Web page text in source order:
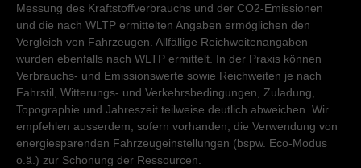
Messung des Kraftstoffverbrauchs und der CO2-Emissionen
und die nach WLTP ermittelten Angaben ermöglichen den
Vergleich von Fahrzeugen. Allfällige Reichweitenangaben
wurden ebenfalls nach WLTP ermittelt. In der Praxis können
Verbrauchs- und Emissionswerte sowie Reichweiten je nach
Fahrstil, Witterungs- und Verkehrsbedingungen, Zuladung,
Topographie und Jahreszeit teilweise deutlich abweichen. Wir
empfehlen ausserdem, sofern vorhanden, die Verwendung von
energiesparenden Fahrzeugeinstellungen (bspw. Eco-Modus
o.ä.) zur Schonung der Ressourcen.